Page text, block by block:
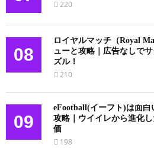
220
08
ロイヤルマッチ（Royal
ューと攻略｜広告なしで
ズル！
210
09
eFootball(イーフト)は面
攻略｜ウイイレから進化
価
198